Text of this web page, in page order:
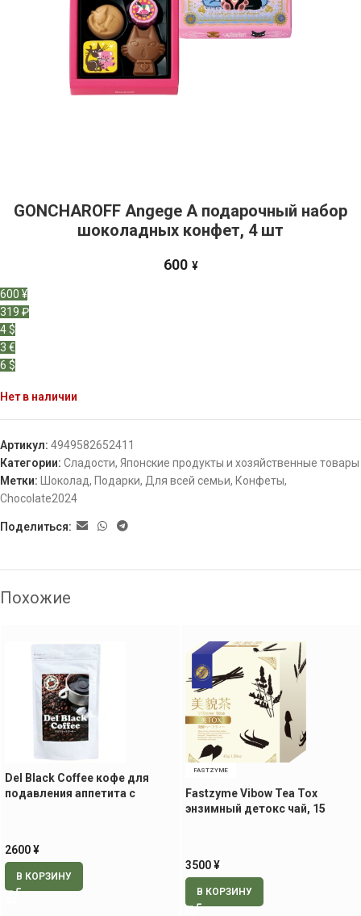
GONCHAROFF Angege A подарочный набор
шоколадных конфет, 4 шт
600 ¥
600 ¥
319 ₽
4 $
3 €
6 $
Нет в наличии
Артикул: 4949582652411
Категории: Сладости, Японские продукты и хозяйственные товары
Метки:
Шоколад, Подарки, Для всей семьи, Конфеты,
Chocolate2024
Поделиться:
Похожие
Del Black Coffee кофе для
подавления аппетита с
2600¥
В КОРЗИНУ
FASTZYME
Fastzyme Vibow Tea Tox
энзимный детокс чай, 15
3500¥
В КОРЗИНУ